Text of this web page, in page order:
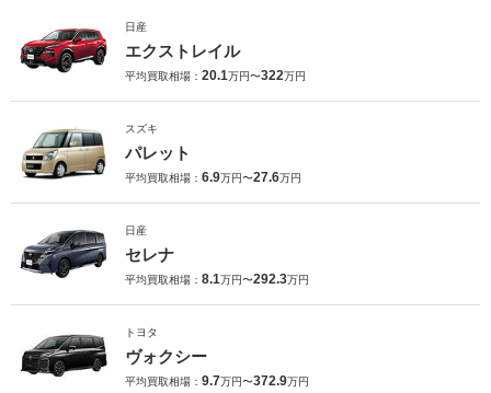
日産
エクストレイル
平均買取相場： 20.1万円〜322万円
スズキ
パレット
平均買取相場： 6.9万円〜27.6万円
日産
セレナ
平均買取相場： 8.1万円〜292.3万円
トヨタ
ヴォクシー
平均買取相場： 9.7万円〜372.9万円